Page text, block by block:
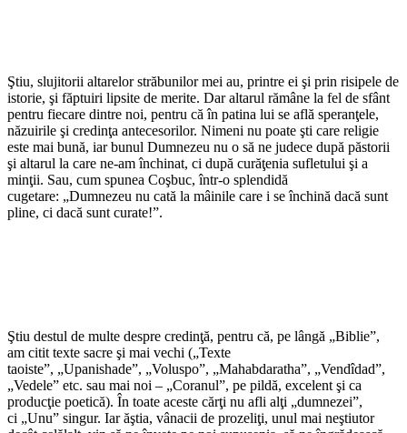
Ştiu, slujitorii altarelor străbunilor mei au, printre ei şi prin risipele de
istorie, şi făptuiri lipsite de merite. Dar altarul rămâne la fel de sfânt
pentru fiecare dintre noi, pentru că în patina lui se află speranţele,
năzuirile şi credinţa antecesorilor. Nimeni nu poate şti care religie
este mai bună, iar bunul Dumnezeu nu o să ne judece după păstorii
şi altarul la care ne-am închinat, ci după curăţenia sufletului şi a
minţii. Sau, cum spunea Coşbuc, într-o splendidă
cugetare: „Dumnezeu nu cată la mâinile care i se închină dacă sunt
pline, ci dacă sunt curate!”.
Ştiu destul de multe despre credinţă, pentru că, pe lângă „Biblie”,
am citit texte sacre şi mai vechi („Texte
taoiste”, „Upanishade”, „Voluspo”, „Mahabdaratha”, „Vendîdad”,
„Vedele” etc. sau mai noi – „Coranul”, pe pildă, excelent şi ca
producţie poetică). În toate aceste cărţi nu afli alţi „dumnezei”,
ci „Unu” singur. Iar ăştia, vânacii de prozeliţi, unul mai neştiutor